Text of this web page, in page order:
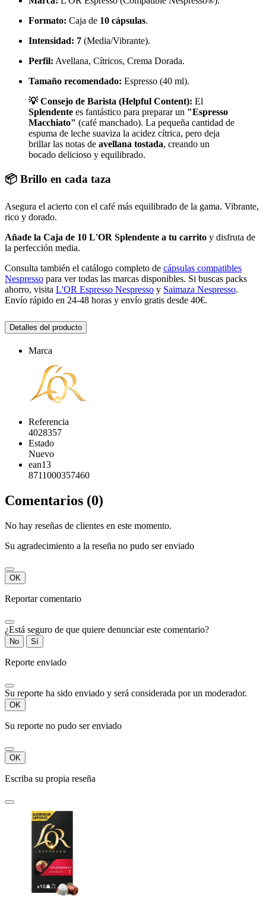
Formato: Caja de 10 cápsulas.
Intensidad: 7 (Media/Vibrante).
Perfil: Avellana, Cítricos, Crema Dorada.
Tamaño recomendado: Espresso (40 ml).
💡 Consejo de Barista (Helpful Content): El
Splendente es fantástico para preparar un "Espresso
Macchiato" (café manchado). La pequeña cantidad de
espuma de leche suaviza la acidez cítrica, pero deja
brillar las notas de avellana tostada, creando un
bocado delicioso y equilibrado.
📦 Brillo en cada taza
Asegura el acierto con el café más equilibrado de la gama. Vibrante,
rico y dorado.
Añade la Caja de 10 L'OR Splendente a tu carrito y disfruta de
la perfección media.
Consulta también el catálogo completo de cápsulas compatibles
Nespresso para ver todas las marcas disponibles. Si buscas packs
ahorro, visita L'OR Espresso Nespresso y Saimaza Nespresso.
Envío rápido en 24-48 horas y envío gratis desde 40€.
Detalles del producto
Marca
Referencia
4028357
Estado
Nuevo
ean13
8711000357460
Comentarios (0)
No hay reseñas de clientes en este momento.
Su agradecimiento a la reseña no pudo ser enviado
OK
Reportar comentario
¿Está seguro de que quiere denunciar este comentario?
No Sí
Reporte enviado
Su reporte ha sido enviado y será considerada por un moderador.
OK
Su reporte no pudo ser enviado
OK
Escriba su propia reseña